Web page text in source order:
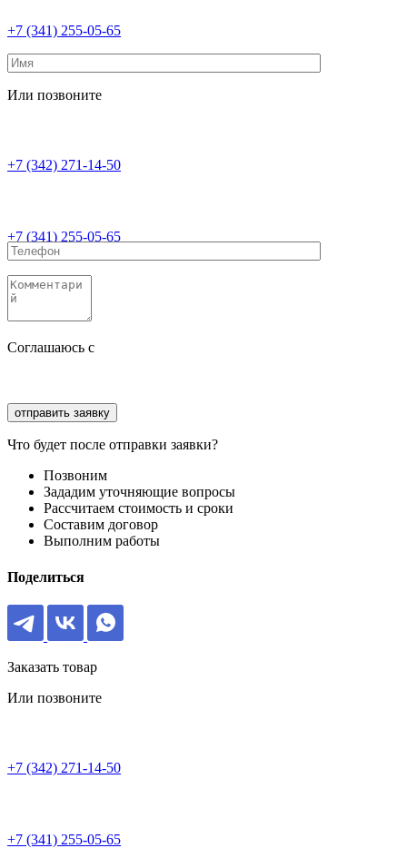
+7 (341) 255-05-65
Или позвоните
+7 (342) 271-14-50
+7 (341) 255-05-65
Соглашаюсь с
Что будет после отправки заявки?
Позвоним
Зададим уточняющие вопросы
Рассчитаем стоимость и сроки
Составим договор
Выполним работы
Поделиться
Заказать товар
Или позвоните
+7 (342) 271-14-50
+7 (341) 255-05-65